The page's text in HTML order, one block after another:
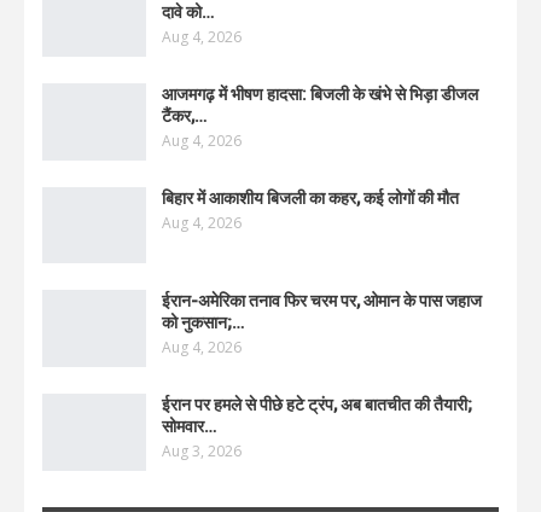
दावे को…
Aug 4, 2026
आजमगढ़ में भीषण हादसा: बिजली के खंभे से भिड़ा डीजल
टैंकर,…
Aug 4, 2026
बिहार में आकाशीय बिजली का कहर, कई लोगों की मौत
Aug 4, 2026
ईरान-अमेरिका तनाव फिर चरम पर, ओमान के पास जहाज
को नुकसान;…
Aug 4, 2026
ईरान पर हमले से पीछे हटे ट्रंप, अब बातचीत की तैयारी;
सोमवार…
Aug 3, 2026